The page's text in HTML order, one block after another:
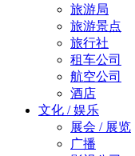
旅游局
旅游景点
旅行社
租车公司
航空公司
酒店
文化 / 娱乐
展会 / 展览
广播